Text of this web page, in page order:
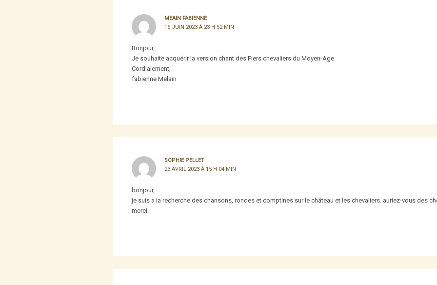
MEAIN FABIENNE
15 JUIN 2023 À 23 H 52 MIN
Bonjour,
Je souhaite acquérir la version chant des Fiers chevaliers du Moyen-Age.
Cordialement,
fabienne Melain
SOPHIE PELLET
23 AVRIL 2023 À 15 H 04 MIN
bonjour,
je suis à la recherche des chansons, rondes et comptines sur le château et les chevaliers. auriez-vous des
merci